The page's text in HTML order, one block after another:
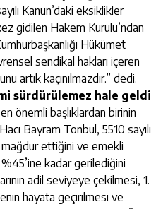
Kanun’daki eksiklikler
gidilen Hakem Kurulu’ndan
Hükümet
sendikal hakları içeren
artık kaçınılmazdır.” dedi.
sürdürülemez hale geldi
önemli başlıklardan birinin
Bayram Tonbul, 5510 sayılı
mağdur ettiğini ve emekli
%45’ine kadar gerilediğini
adil seviyeye çekilmesi, 1.
hayata geçirilmesi ve